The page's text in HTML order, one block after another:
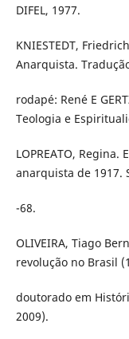
DIFEL, 1977.
KNIESTEDT,
Anarquista.
rodapé: René E
Teologia e
LOPREATO,
anarquista de 1917.
-68.
OLIVEIRA, Tiago
revolução no Brasil
doutorado em
2009).